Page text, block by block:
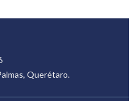
Querétaro.